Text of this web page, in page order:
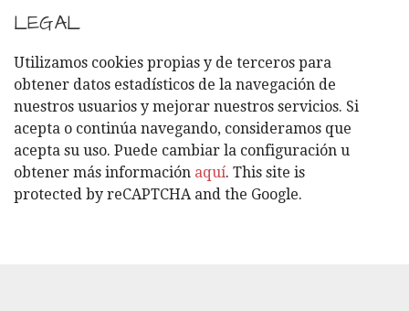
T
E
G
O
R
Í
A
S
LEGAL
Utilizamos cookies propias y de terceros para
obtener datos estadísticos de la navegación de
nuestros usuarios y mejorar nuestros servicios. Si
acepta o continúa navegando, consideramos que
acepta su uso. Puede cambiar la configuración u
obtener más información aquí. This site is
protected by reCAPTCHA and the Google.